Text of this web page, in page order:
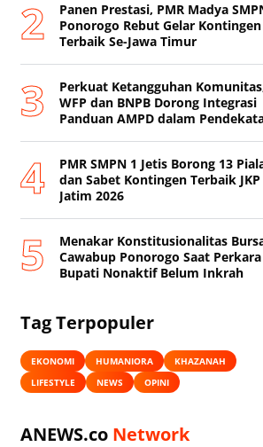
Panen Prestasi, PMR Madya
Ponorogo Rebut Gelar Kontingen
Terbaik Se-Jawa Timur
Perkuat Ketangguhan
WFP dan BNPB Dorong Integrasi
Panduan AMPD dalam
PMR SMPN 1 Jetis Borong 13
dan Sabet Kontingen Terbaik JKP
Jatim 2026
Menakar Konstitusionalitas
Cawabup Ponorogo Saat Perkara
Bupati Nonaktif Belum Inkrah
Tag Terpopuler
EKONOMI HUMANIORA
KHAZANAH
LIFESTYLE
NEWS OPINI
ANEWS.co Network